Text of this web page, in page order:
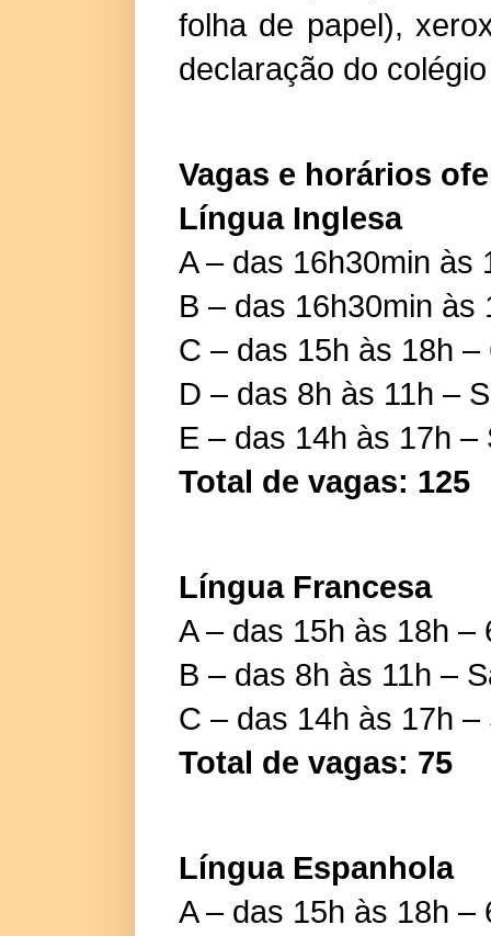
folha de papel),
declaração do
Vagas e horários
Língua Inglesa
A – das 16h30min às
B – das 16h30min às
C – das 15h às 18h –
D – das 8h às 11h –
E – das 14h às 17h
Total de vagas: 125
Língua Francesa
A – das 15h às 18h –
B – das 8h às 11h –
C – das 14h às 17h
Total de vagas: 75
Língua Espanhola
A – das 15h às 18h –